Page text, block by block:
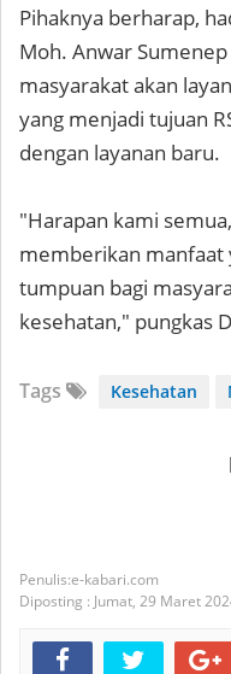
Pihaknya berharap,
Moh. Anwar
masyarakat akan
yang menjadi tujuan
dengan layanan baru.
"Harapan kami
memberikan manfaat
tumpuan bagi
kesehatan," pungkas
Tags Kesehatan
e-kabari.com
Diposting : Jumat, 29 Maret